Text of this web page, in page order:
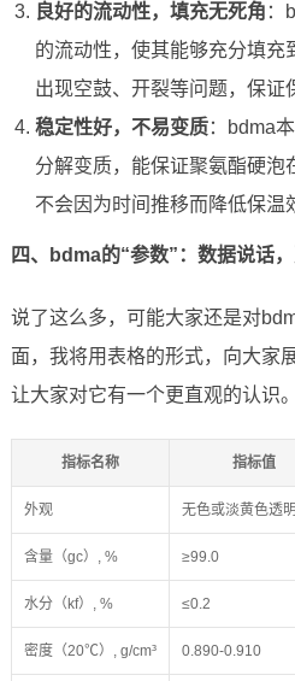
良好的流动性，填充无死角 ：
的流动性，使其能够充分填充
出现空鼓、开裂等问题，保证
稳定性好，不易变质：bdma
分解变质，能保证聚氨酯硬泡
不会因为时间推移而降低保温
四、bdma的“参数”：数据说话
说了这么多，可能大家还是对
面，我将用表格的形式，向大家
让大家对它有一个更直观的认识。
指标名称 指标值
外观 无色或淡黄色透
含量（gc）, % ≥99.0
水分（kf）, % ≤0.2
密度（20℃）, g/cm³ 0.890-0.910